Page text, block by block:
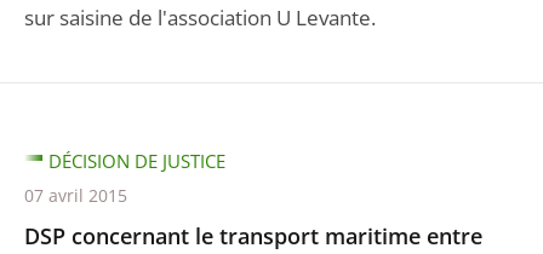
sur saisine de l'association U Levante.
DSP concernant le transport maritime entre
DÉCISION DE JUSTICE
07 avril 2015